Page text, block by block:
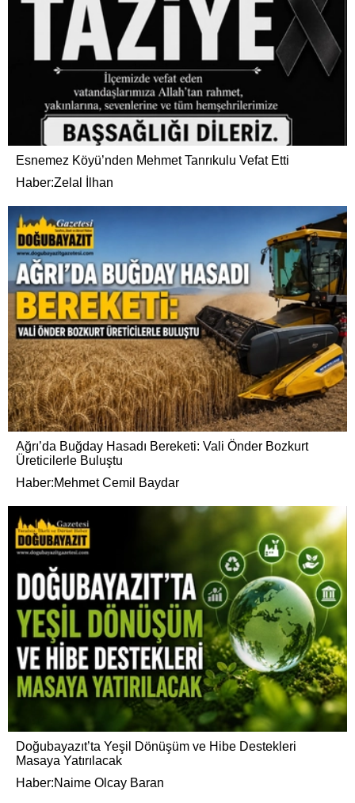
Esnemez Köyü’nden Mehmet Tanrıkulu Vefat Etti
Haber:Zelal İlhan
Ağrı’da Buğday Hasadı Bereketi: Vali Önder Bozkurt
Üreticilerle Buluştu
Haber:Mehmet Cemil Baydar
Doğubayazıt’ta Yeşil Dönüşüm ve Hibe Destekleri
Masaya Yatırılacak
Haber:Naime Olcay Baran